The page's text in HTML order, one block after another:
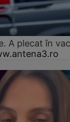
A plecat în